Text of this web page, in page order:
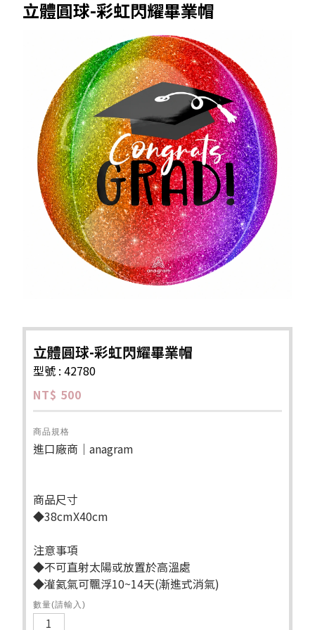
立體圓球-彩虹閃耀畢業帽
立體圓球-彩虹閃耀畢業帽
型號 : 42780
NT$ 500
商品規格
進口廠商｜anagram
商品尺寸
◆38cmX40cm
注意事項
◆不可直射太陽或放置於高溫處
◆灌氦氣可飄浮10~14天(漸進式消氣)
數量(請輸入)